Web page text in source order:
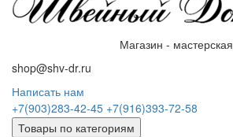
Магазин - мастерская
shop@shv-dr.ru
Написать нам
+7(903)283-42-45 +7(916)393-72-58
Товары по категориям